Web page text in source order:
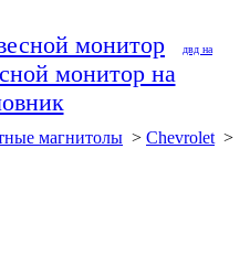
монитор двд на
монитор на
магнитолы > Chevrolet >